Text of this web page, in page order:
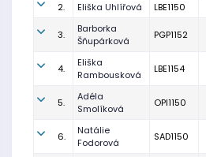
2. Eliška Uhlířová LBE1150
3.
Barborka
Šňupárková
PGP1152
4.
Eliška
Rambousková
LBE1154
5.
Adéla
Smolíková
OPI1150
6.
Natálie
Fodorová
SAD1150